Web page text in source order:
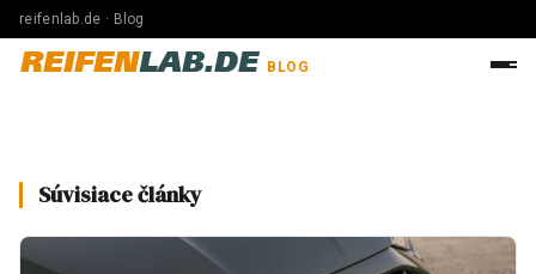
reifenlab.de · Blog
REIFENLAB.DE BLOG
Súvisiace články